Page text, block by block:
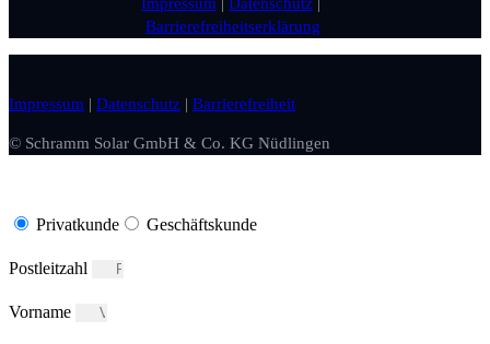
Impressum |Datenschutz |
Barrierefreiheitserklärung
Impressum | Datenschutz | Barrierefreiheit
© Schramm Solar GmbH & Co. KG Nüdlingen
Privatkunde Geschäftskunde
Postleitzahl
Vorname